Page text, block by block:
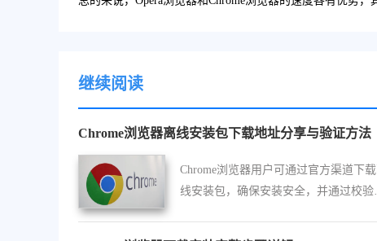
继续阅读
Chrome浏览器离线安装包下载地址分享与验证方法
Chrome浏览器用户可通过官方渠道下
线安装包，确保安装安全，并通过校验